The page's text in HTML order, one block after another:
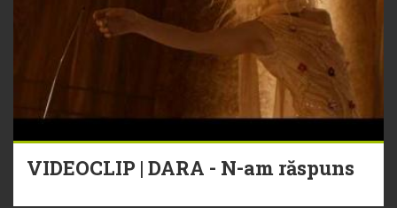
VIDEOCLIP | DARA - N-am răspuns